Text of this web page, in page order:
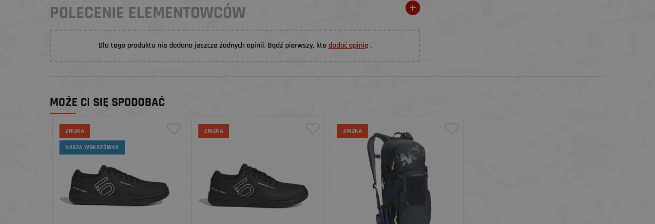
POLECENIE ELEMENTOWCÓW
Dla tego produktu nie dodano jeszcze żadnych opinii. Bądź pierwszy, ktododać opinię.
MOŻE CI SIĘ SPODOBAĆ
ZNIŻKA
NASZA WSKAZÓWKA
ZNIŻKA ZNIŻKA